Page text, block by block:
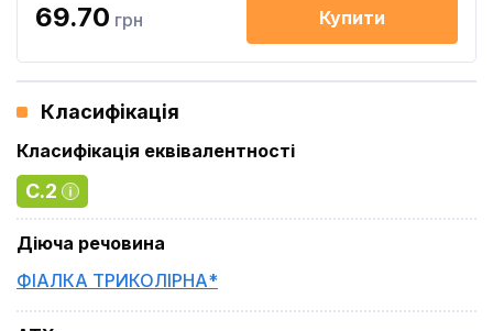
69.70 грн Купити
Класифікація
Класифікація еквівалентності
C.2
Діюча речовина
ФІАЛКА ТРИКОЛІРНА*